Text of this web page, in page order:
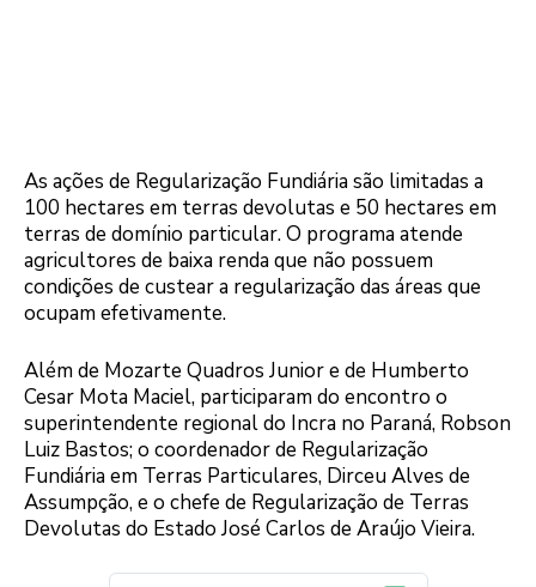
As ações de Regularização Fundiária são limitadas a
100 hectares em terras devolutas e 50 hectares em
terras de domínio particular. O programa atende
agricultores de baixa renda que não possuem
condições de custear a regularização das áreas que
ocupam efetivamente.
Além de Mozarte Quadros Junior e de Humberto
Cesar Mota Maciel, participaram do encontro o
superintendente regional do Incra no Paraná, Robson
Luiz Bastos; o coordenador de Regularização
Fundiária em Terras Particulares, Dirceu Alves de
Assumpção, e o chefe de Regularização de Terras
Devolutas do Estado José Carlos de Araújo Vieira.